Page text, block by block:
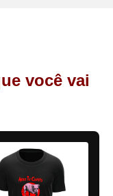
você vai